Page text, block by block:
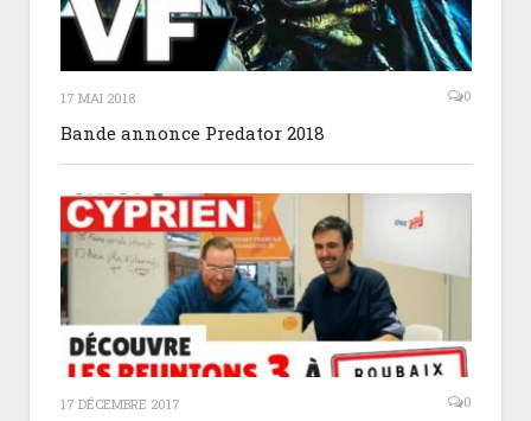
17 MAI 2018 0
Bande annonce Predator 2018
17 DÉCEMBRE 2017 0